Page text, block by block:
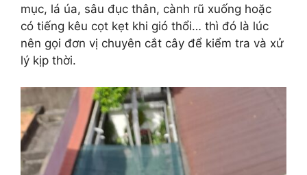
mục, lá úa, sâu đục thân, cành rũ xuống hoặc
có tiếng kêu cọt kẹt khi gió thổi… thì đó là lúc
nên gọi đơn vị chuyên cắt cây để kiểm tra và xử
lý kịp thời.